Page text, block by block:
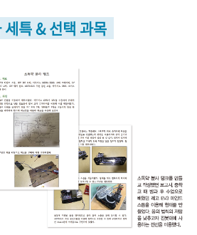
특 & 선택 과목